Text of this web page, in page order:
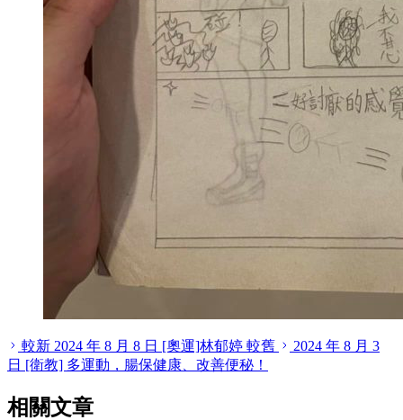
較新 2024 年 8 月 8 日 [奧運]林郁婷 較舊
2024 年 8 月 3
日 [衛教] 多運動，腸保健康、改善便秘！
相關文章